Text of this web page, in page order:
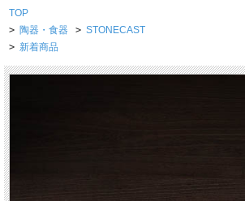
TOP
> 陶器・食器 > STONECAST
> 新着商品